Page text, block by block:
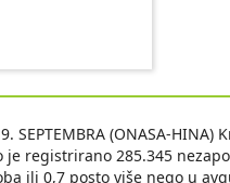
9. SEPTEMBRA (ONASA-
je registrirano 285.345
ili 0,7 posto više nego u